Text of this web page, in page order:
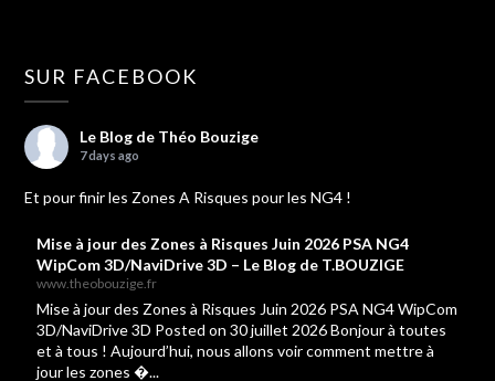
SUR FACEBOOK
Le Blog de Théo Bouzige
7 days ago
Et pour finir les Zones A Risques pour les NG4 !
Mise à jour des Zones à Risques Juin 2026 PSA NG4
WipCom 3D/NaviDrive 3D – Le Blog de T.BOUZIGE
www.theobouzige.fr
Mise à jour des Zones à Risques Juin 2026 PSA NG4 WipCom
3D/NaviDrive 3D Posted on 30 juillet 2026 Bonjour à toutes
et à tous ! Aujourd’hui, nous allons voir comment mettre à
jour les zones �...